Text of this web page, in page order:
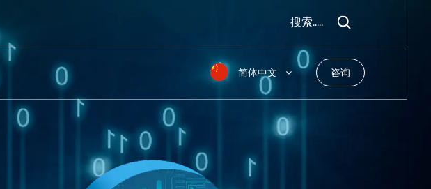
搜索.....
简体中文 咨询